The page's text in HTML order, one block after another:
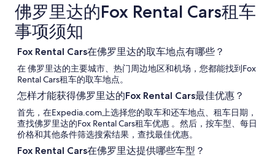
佛罗里达的Fox Rental Cars租车
事项须知
Fox Rental Cars在佛罗里达的取车地点有哪些？
在 佛罗里达的主要城市、热门周边地区和机场，您都能找到Fox
Rental Cars租车的取车地点。
怎样才能获得佛罗里达的Fox Rental Cars最佳优惠？
首先，在Expedia.com上选择您的取车和还车地点、租车日期，
查找佛罗里达的Fox Rental Cars租车优惠 。然后，按车型、每日
价格和其他条件筛选搜索结果，查找最佳优惠。
Fox Rental Cars在佛罗里达提供哪些车型？